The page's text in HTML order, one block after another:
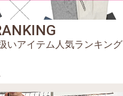
いアイテム人気ランキング